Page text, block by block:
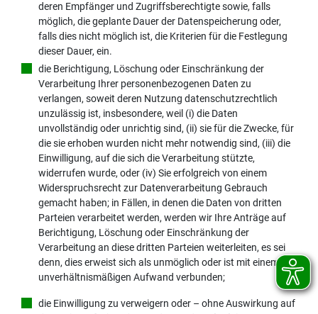
deren Empfänger und Zugriffsberechtigte sowie, falls
möglich, die geplante Dauer der Datenspeicherung oder,
falls dies nicht möglich ist, die Kriterien für die Festlegung
dieser Dauer, ein.
die Berichtigung, Löschung oder Einschränkung der
Verarbeitung Ihrer personenbezogenen Daten zu
verlangen, soweit deren Nutzung datenschutzrechtlich
unzulässig ist, insbesondere, weil (i) die Daten
unvollständig oder unrichtig sind, (ii) sie für die Zwecke, für
die sie erhoben wurden nicht mehr notwendig sind, (iii) die
Einwilligung, auf die sich die Verarbeitung stützte,
widerrufen wurde, oder (iv) Sie erfolgreich von einem
Widerspruchsrecht zur Datenverarbeitung Gebrauch
gemacht haben; in Fällen, in denen die Daten von dritten
Parteien verarbeitet werden, werden wir Ihre Anträge auf
Berichtigung, Löschung oder Einschränkung der
Verarbeitung an diese dritten Parteien weiterleiten, es sei
denn, dies erweist sich als unmöglich oder ist mit einem
unverhältnismäßigen Aufwand verbunden;
die Einwilligung zu verweigern oder – ohne Auswirkung auf